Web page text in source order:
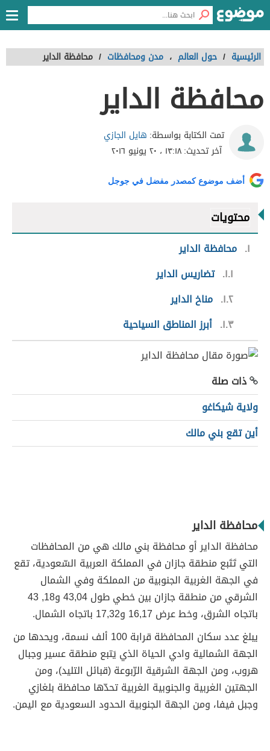
الرئيسية / حول العالم ، مدن ومحافظات / محافظة الداير
محافظة الداير
تمت الكتابة بواسطة: هايل الجازي
آخر تحديث:١٣:١٨ ، ٢٠ يونيو ٢٠١٦
أضف موضوع كمصدر مفضل في جوجل
محتويات
١ محافظة الداير
١.١ تضاريس الداير
١.٢ مناخ الداير
١.٣ أبرز المناطق السياحية
ذات صلة
ولاية شيكاغو
أين تقع بني مالك
محافظة الداير
محافظة الداير أو محافظة بني مالك هي من المحافظات
التي تَتَبع منطقة جازان في المملكة العربية السّعودية، تقع
في الجهة الغربية الجنوبية من المملكة وفي الشمال
الشرقي من منطقة جازان بين خطي طول 43,04 و18, 43
باتجاه الشرق، وخط عرض 16,17 و17,32 باتجاه الشمال.
يبلغ عدد سكان المحافظة قرابة 100 ألف نسمة، ويحدها من
الجهة الشمالية وادي الحياة الذي يَتبع منطقة عسير وجبال
هروب، ومن الجهة الشرقية الرّبوعة (قبائل التليد)، ومن
الجهتين الغربية والجنوبية الغربية تحدّها محافظة بلغازي
وجبل فيفا، ومن الجهة الجنوبية الحدود السعودية مع اليمن.